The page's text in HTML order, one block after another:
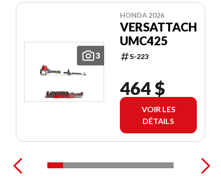
3
HONDA 2026
VERSATTACH
UMC425
S-223
464 $
VOIR LES
DÉTAILS